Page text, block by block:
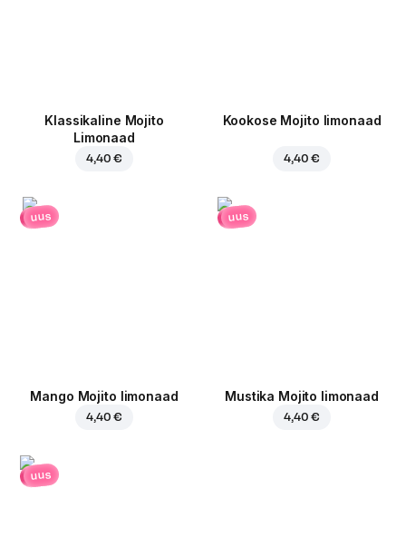
Klassikaline Mojito
Limonaad
4,40 €
Kookose Mojito limonaad
4,40 €
uus
Mango Mojito limonaad
4,40 €
uus
Mustika Mojito limonaad
4,40 €
uus